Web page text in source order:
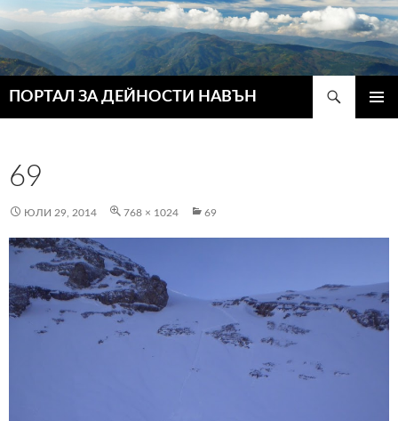
ПОРТАЛ ЗА ДЕЙНОСТИ НАВЪН
69
ЮЛИ 29, 2014 768 × 1024 69